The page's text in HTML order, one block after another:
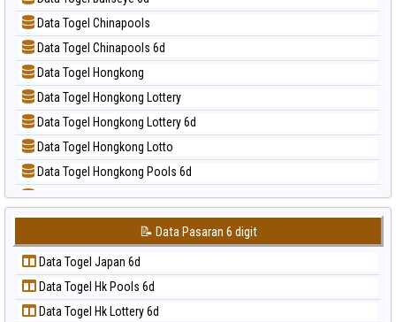
📊 Statistik Sydney Pools 6d
📊 Statistik Taipei
📊 Statistik Taiwan
📝 Pola Dasar Magnum Cambodia
📝 Pola Dasar Nagoya
📝 Pola Dasar North Carolina Day
📝 Pola Dasar Pcso
📝 Pola Dasar Sao Paulo
📝 Pola Dasar Singapore
📝 Pola Dasar Sydney
📝 Pola Dasar Sydney Lottery
📝 Pola Dasar Sydney Lottery 6d
📝 Pola Dasar Sydney Lotto
📝 Pola Dasar Sydney Pools 6d
📝 Pola Dasar Taipei
📝 Pola Dasar Taiwan
Data Togel Chinapools
Data Togel Chinapools 6d
Data Togel Hongkong
Data Togel Hongkong Lottery
Data Togel Hongkong Lottery 6d
Data Togel Hongkong Lotto
Data Togel Hongkong Pools 6d
Data Togel Japan
Data Togel Japan 6d
Data Togel Korea
Data Togel Kuda Lari
Data Togel Magnum Cambodia
📝 Data Pasaran 6 digit
Data Togel Japan 6d
Data Togel Hk Pools 6d
Data Togel Hk Lottery 6d